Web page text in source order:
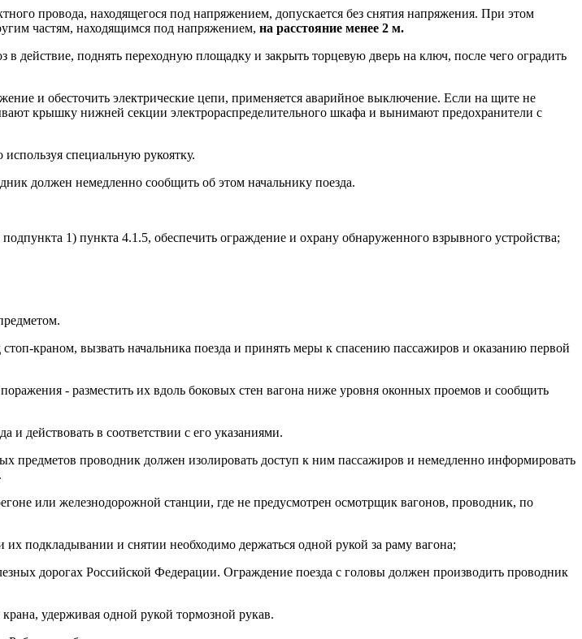
провода, находящегося под напряжением, допускается без снятия напряжения. При этом
частям, находящимся под напряжением, на расстояние менее 2 м.
действие, поднять переходную площадку и закрыть торцевую дверь на ключ, после чего оградить
и обесточить электрические цепи, применяется аварийное выключение. Если на щите не
крышку нижней секции электрораспределительного шкафа и вынимают предохранители с
специальную рукоятку.
должен немедленно сообщить об этом начальнику поезда.
1) пункта 4.1.5, обеспечить ограждение и охрану обнаруженного взрывного устройства;
краном, вызвать начальника поезда и принять меры к спасению пассажиров и оказанию первой
- разместить их вдоль боковых стен вагона ниже уровня оконных проемов и сообщить
действовать в соответствии с его указаниями.
предметов проводник должен изолировать доступ к ним пассажиров и немедленно информировать
или железнодорожной станции, где не предусмотрен осмотрщик вагонов, проводник, по
подкладывании и снятии необходимо держаться одной рукой за раму вагона;
дорогах Российской Федерации. Ограждение поезда с головы должен производить проводник
удерживая одной рукой тормозной рукав.